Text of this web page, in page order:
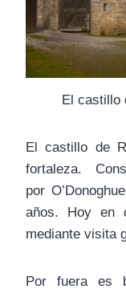
El castillo
El castillo de
fortaleza.
por
años. Hoy en
mediante visita
Por fuera es